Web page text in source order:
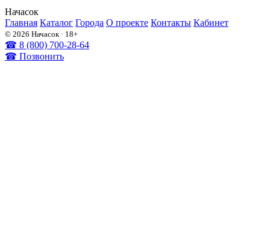
Начасок
Главная Каталог Города О проекте Контакты Кабинет
© 2026 Начасок · 18+
☎ 8 (800) 700-28-64
☎ Позвонить